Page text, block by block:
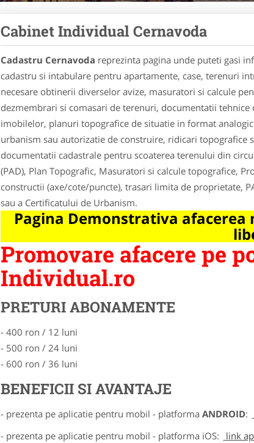
Cabinet Individual Cernavoda
Cadastru Cernavoda reprezinta pagina unde puteti gasi
cadastru si intabulare pentru apartamente, case, terenuri
necesare obtinerii diverselor avize, masuratori si calcule
dezmembrari si comasari de terenuri, documentatii
imobilelor, planuri topografice de situatie in format
urbanism sau autorizatie de construire, ridicari
documentatii cadastrale pentru scoaterea terenului din
(PAD), Plan Topografic, Masuratori si calcule topografice,
constructii (axe/cote/puncte), trasari limita de proprietate,
sau a Certificatului de Urbanism.
Pagina Demonstrativa
Promovare afacere pe
Individual.ro
PRETURI ABONAMENTE
- 400 ron / 12 luni
- 500 ron / 24 luni
- 600 ron / 36 luni
BENEFICII SI AVANTAJE
- prezenta pe aplicatie pentru mobil - platforma ANDROID:
- prezenta pe aplicatie pentru mobil - platforma iOS:
link